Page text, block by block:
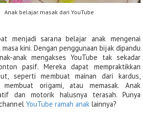
Anak belajar masak dari YouTube
menjadi sarana belajar anak mengenai
kini. Dengan penggunaan bijak dipandu
anak mengakses YouTube tak sekadar
pasif. Mereka dapat mempraktikkan
seperti membuat mainan dari kardus,
membuat origami, atau memasak. Anak
dan motorik halusnya terasah. Punya
YouTube ramah anak lainnya?